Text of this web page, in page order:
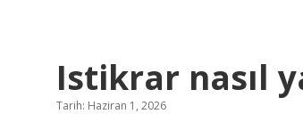
Istikrar nasıl
Tarih: Haziran 1, 2026